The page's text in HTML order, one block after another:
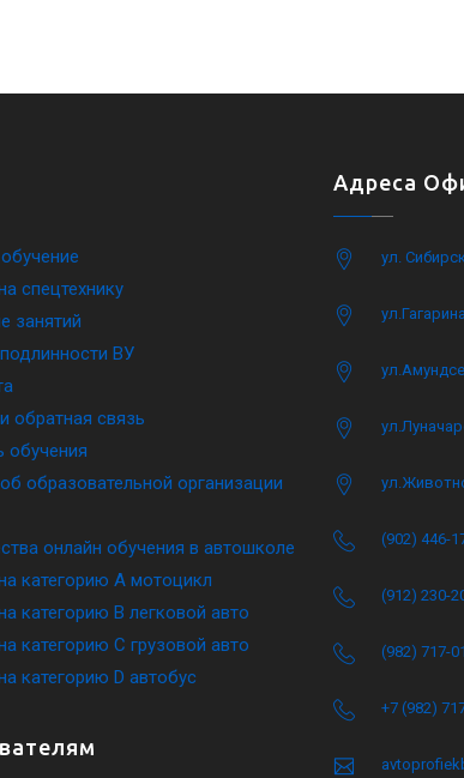
спецтехнику
занятий
ВУ
обратная связь
обучения
образовательной организации
онлайн обучения в автошколе
категорию A мотоцикл
категорию B легковой авто
категорию C грузовой авто
категорию D автобус
Адреса
ул.
(902) 446-
(912) 230-
(982) 717-
+7 (982)